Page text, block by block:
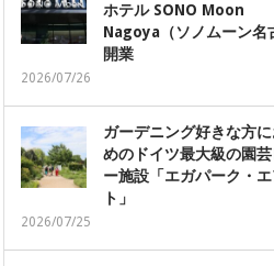
ホテル SONO Moon
Nagoya（ソノムーン名
開業
2026/07/26
ガーデニング好きな方
めのドイツ最大級の園
ー施設「エガパーク・
ト」
2026/07/25